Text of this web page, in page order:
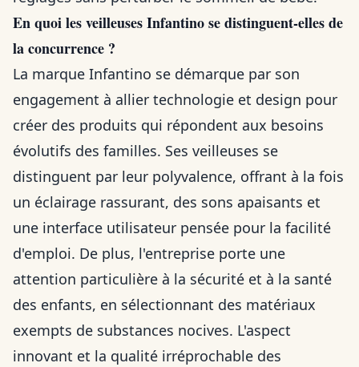
En quoi les veilleuses Infantino se distinguent-elles de
la concurrence ?
La marque Infantino se démarque par son
engagement à allier technologie et design pour
créer des produits qui répondent aux besoins
évolutifs des familles. Ses veilleuses se
distinguent par leur polyvalence, offrant à la fois
un éclairage rassurant, des sons apaisants et
une interface utilisateur pensée pour la facilité
d'emploi. De plus, l'entreprise porte une
attention particulière à la sécurité et à la santé
des enfants, en sélectionnant des matériaux
exempts de substances nocives. L'aspect
innovant et la qualité irréprochable des